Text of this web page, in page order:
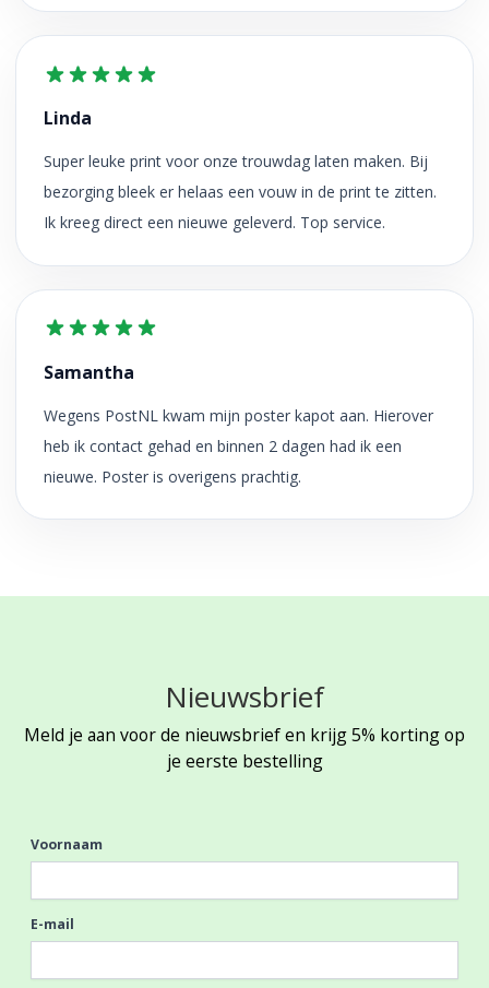
Linda
Super leuke print voor onze trouwdag laten maken. Bij
bezorging bleek er helaas een vouw in de print te zitten.
Ik kreeg direct een nieuwe geleverd. Top service.
Samantha
Wegens PostNL kwam mijn poster kapot aan. Hierover
heb ik contact gehad en binnen 2 dagen had ik een
nieuwe. Poster is overigens prachtig.
Nieuwsbrief
Meld je aan voor de nieuwsbrief en krijg 5% korting op
je eerste bestelling
Voornaam
E-mail